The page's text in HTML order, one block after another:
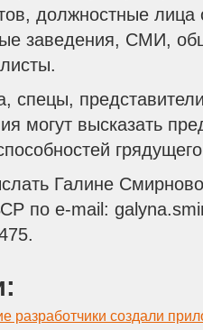
должностные лица
заведения, СМИ,
могут высказать
Галине
по е-mail: